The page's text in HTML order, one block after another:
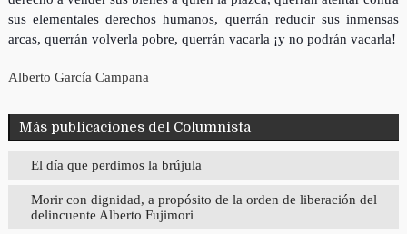
sus elementales derechos humanos, querrán reducir sus inmensas
arcas, querrán volverla pobre, querrán vacarla ¡y no podrán vacarla!
Alberto García Campana
Más publicaciones del Columnista
El día que perdimos la brújula
Morir con dignidad, a propósito de la orden de liberación del
delincuente Alberto Fujimori